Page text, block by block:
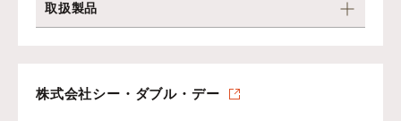
取扱製品
株式会社シー・ダブル・デー